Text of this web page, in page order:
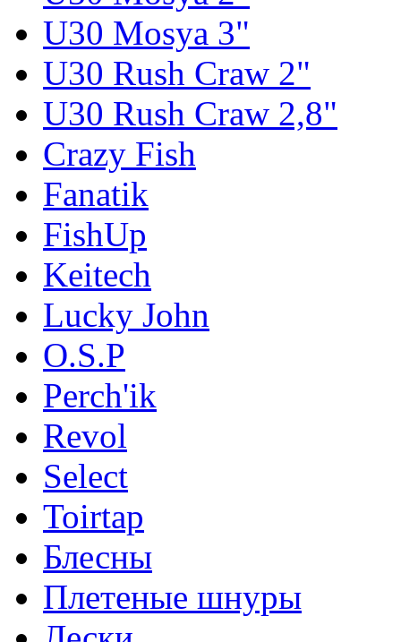
U30 Mosya 3"
U30 Rush Craw 2"
U30 Rush Craw 2,8"
Crazy Fish
Fanatik
FishUp
Keitech
Lucky John
O.S.P
Perch'ik
Revol
Select
Toirtap
Блесны
Плетеные шнуры